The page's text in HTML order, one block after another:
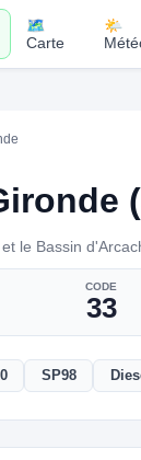
🗺️
Carte
🌤️
le Bassin
CODE
33
SP98